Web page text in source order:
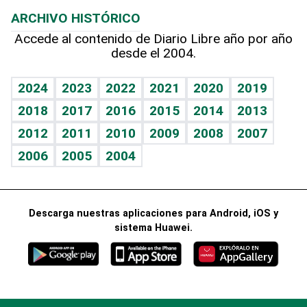
Hablando con el pediatra
Vida y familia
Eñe
Celebrando la vida
Sin complejos
En pocas palabras
Escuchando al corazón
Economía Personal
Línea de hit
BRV
TBT Deportivo
Columnistas
Más firmas
Hecho en casa
Guía del dinero
Cumpleaños
Horóscopos
Juegos
ARCHIVO HISTÓRICO
Accede al contenido de Diario Libre año por año
desde el 2004.
2024 2023 2022 2021 2020
2019
2018
2017 2016 2015 2014
2013
2012
2011 2010 2009 2008
2007
2006
2005 2004
Descarga nuestras aplicaciones para Android, iOS y
sistema Huawei.